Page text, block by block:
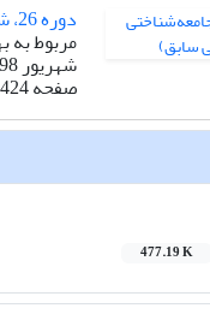
دوره 26، شماره 1
مربوط به
شهریور 1398
صفحه
477.19 K